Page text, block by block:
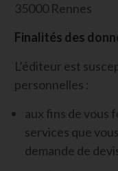
35000 Rennes
Finalités des
L’éditeur est
personnelles :
aux fins de vous
services que
demande de